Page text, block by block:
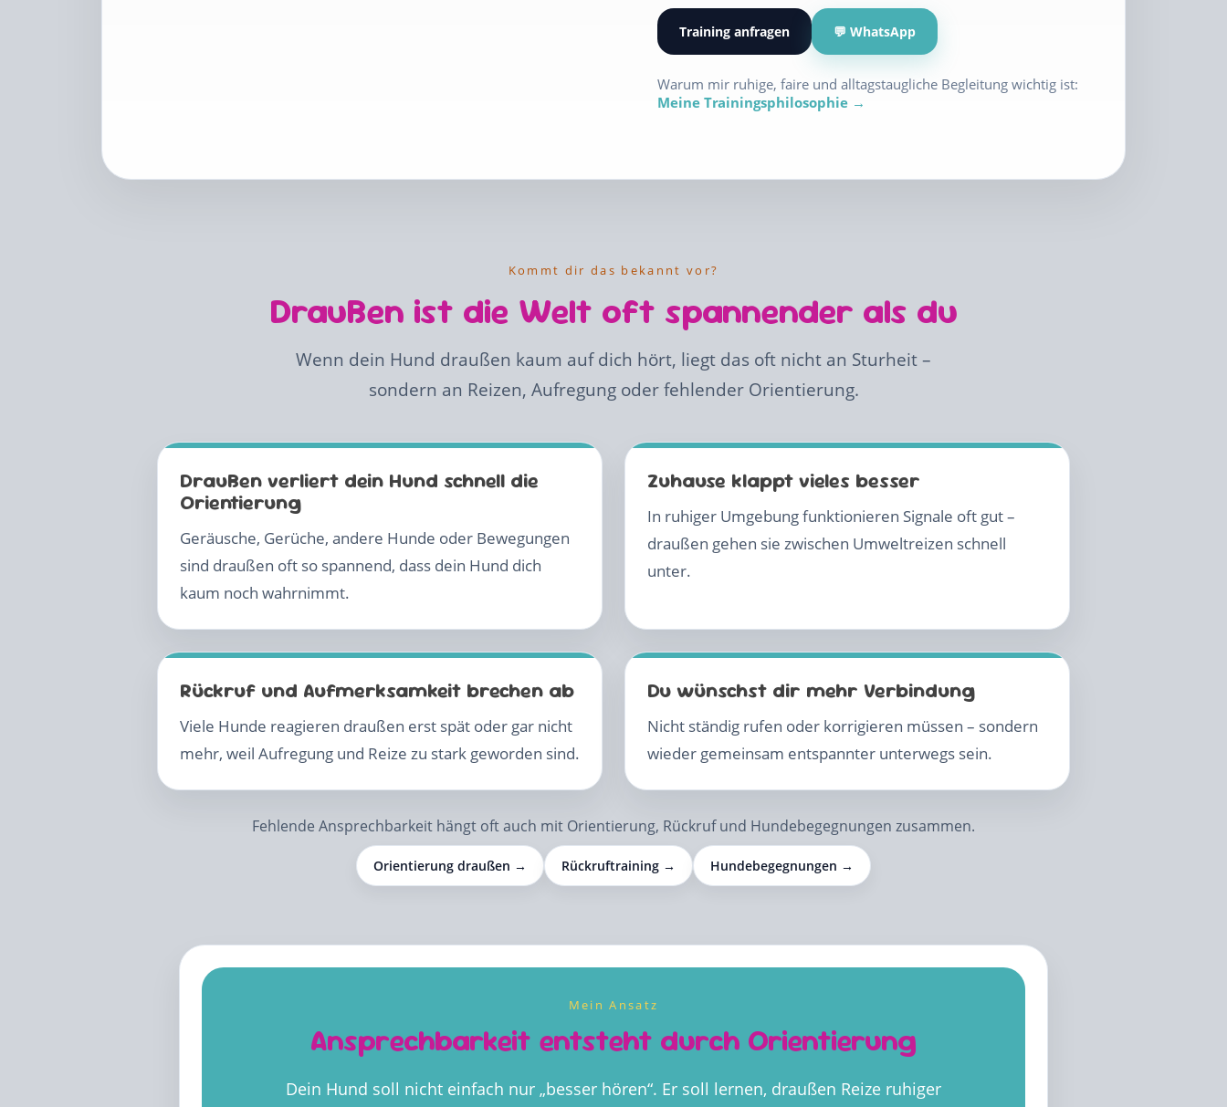
Training anfragen 💬 WhatsApp
Warum mir ruhige, faire und alltagstaugliche Begleitung wichtig ist:
Meine Trainingsphilosophie →
Kommt dir das bekannt vor?
Draußen ist die Welt oft spannender als du
Wenn dein Hund draußen kaum auf dich hört, liegt das oft nicht an Sturheit –
sondern an Reizen, Aufregung oder fehlender Orientierung.
Draußen verliert dein Hund schnell die
Orientierung
Geräusche, Gerüche, andere Hunde oder Bewegungen
sind draußen oft so spannend, dass dein Hund dich
kaum noch wahrnimmt.
Zuhause klappt vieles besser
In ruhiger Umgebung funktionieren Signale oft gut –
draußen gehen sie zwischen Umweltreizen schnell
unter.
Rückruf und Aufmerksamkeit brechen ab
Viele Hunde reagieren draußen erst spät oder gar nicht
mehr, weil Aufregung und Reize zu stark geworden sind.
Du wünschst dir mehr Verbindung
Nicht ständig rufen oder korrigieren müssen – sondern
wieder gemeinsam entspannter unterwegs sein.
Fehlende Ansprechbarkeit hängt oft auch mit Orientierung, Rückruf und Hundebegegnungen zusammen.
Orientierung draußen → Rückruftraining → Hundebegegnungen →
Mein Ansatz
Ansprechbarkeit entsteht durch Orientierung
Dein Hund soll nicht einfach nur „besser hören“. Er soll lernen, draußen Reize ruhiger